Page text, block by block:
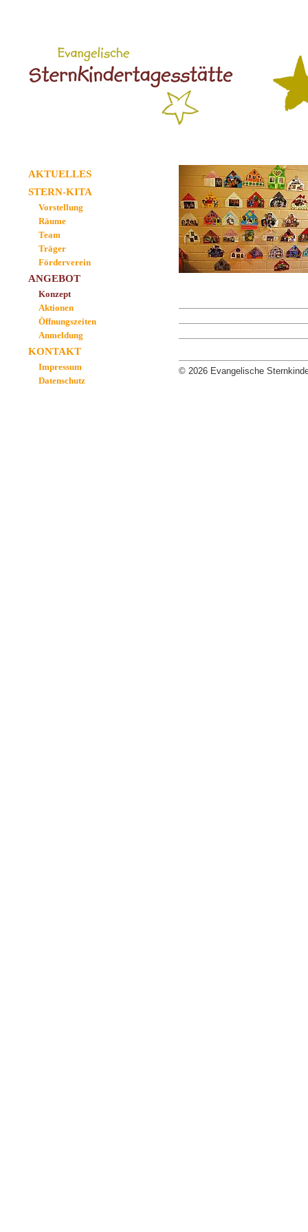
AKTUELLES
STERN-KITA
Vorstellung
Räume
Team
Träger
Förderverein
ANGEBOT
Konzept
Aktionen
Öffnungszeiten
Anmeldung
KONTAKT
Impressum
Datenschutz
© 2026 Evangelische